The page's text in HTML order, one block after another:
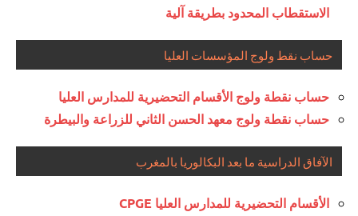
الاستقطاب المحدود بطريقة آلية
حساب نقط ولوج المؤسسات العليا
حساب نقطة ولوج الأقسام التحضيرية للمدارس العليا
حساب نقطة ولوج معهد الحسن الثاني للزراعة والبيطرة
الآفاق الدراسية ما بعد البكالوريا بالمغرب
الأقسام التحضيرية للمدارس العليا CPGE